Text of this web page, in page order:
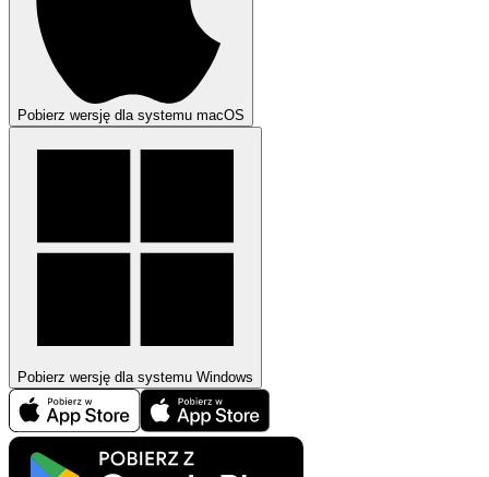
Pobierz wersję dla systemu macOS
Pobierz wersję dla systemu Windows